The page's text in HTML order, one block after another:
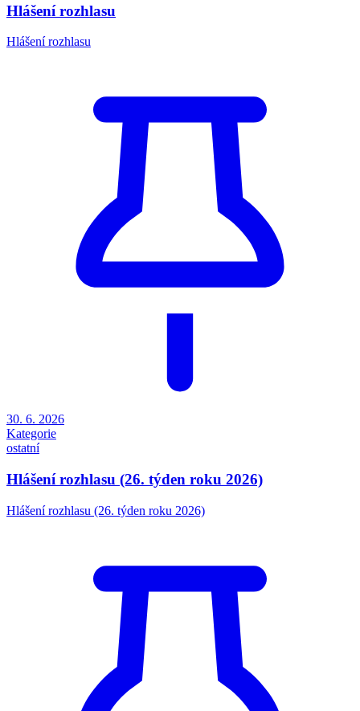
Hlášení rozhlasu
Hlášení rozhlasu
30. 6. 2026
Kategorie
ostatní
Hlášení rozhlasu (26. týden roku 2026)
Hlášení rozhlasu (26. týden roku 2026)